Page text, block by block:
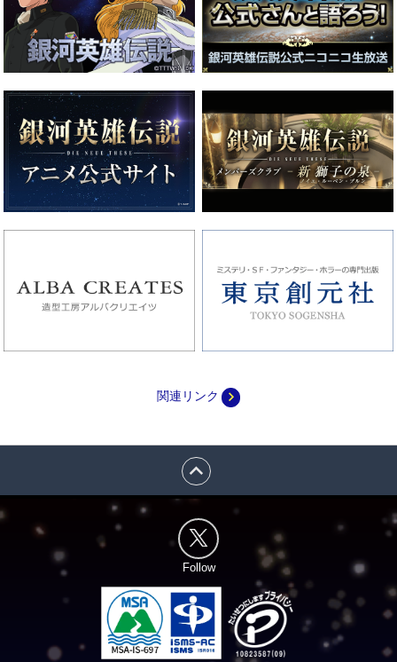
関連リンク navigate_next
expand_less
Follow